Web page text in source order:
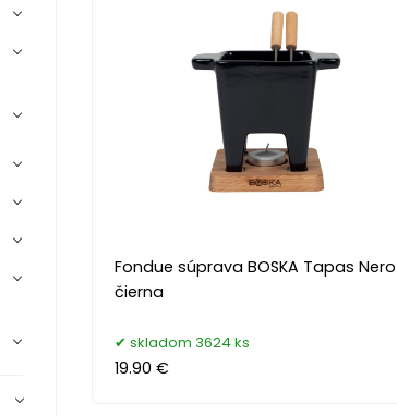
Fondue súprava BOSKA Tapas Nero
čierna
skladom 3624 ks
19.90 €